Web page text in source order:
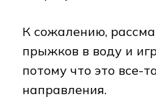
К сожалению,
прыжков в воду и
потому что это все-
направления.